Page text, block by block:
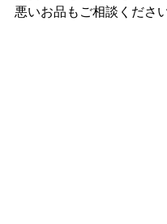
悪いお品もご相談くださ